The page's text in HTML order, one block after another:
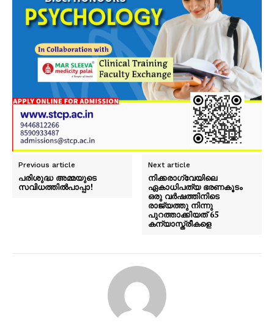
PALA VISION
Previous article
പരിശുദ്ധ അമ്മയുടെ
സവിധത്തിൽപാപ്പാ!
Next article
നിക്കരാഗ്വേയിലെ
ഏകാധിപത്യ ഭരണകൂടം
ഒരു വര്‍ഷത്തിനിടെ
രാജ്യത്തു നിന്നു
പുറത്താക്കിയത് 65
കന്യാസ്ത്രീകളെ